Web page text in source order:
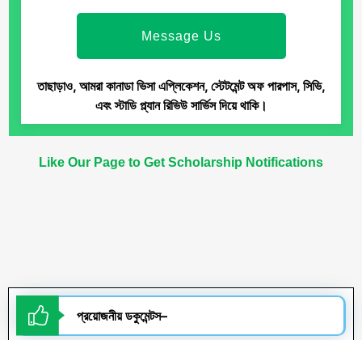
Message Us
তাছাড়াও, আমরা কানাডা ভিসা এপ্লিকেশন, স্টেটমেন্ট অফ পারপাস, সিভি,
এবং স্টাডি প্ল্যান রিভিউ সার্ভিস দিয়ে থাকি।
Like Our Page to Get Scholarship Notifications
প্রয়োজনীয় ডকুমেন্টস–